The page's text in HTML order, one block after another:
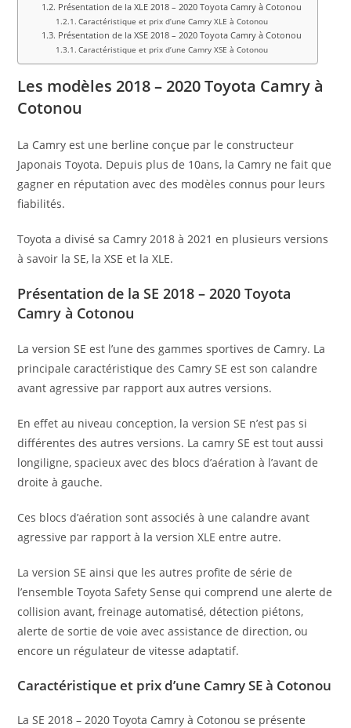
Présentation de la XLE 2018 – 2020 Toyota Camry à Cotonou
Caractéristique et prix d’une Camry XLE à Cotonou
Présentation de la XSE 2018 – 2020 Toyota Camry à Cotonou
Caractéristique et prix d’une Camry XSE à Cotonou
Les modèles 2018 – 2020 Toyota Camry à
Cotonou
La Camry est une berline conçue par le constructeur
Japonais Toyota. Depuis plus de 10ans, la Camry ne fait que
gagner en réputation avec des modèles connus pour leurs
fiabilités.
Toyota a divisé sa Camry 2018 à 2021 en plusieurs versions
à savoir la SE, la XSE et la XLE.
Présentation de la SE 2018 – 2020 Toyota
Camry à Cotonou
La version SE est l’une des gammes sportives de Camry. La
principale caractéristique des Camry SE est son calandre
avant agressive par rapport aux autres versions.
En effet au niveau conception, la version SE n’est pas si
différentes des autres versions. La camry SE est tout aussi
longiligne, spacieux avec des blocs d’aération à l’avant de
droite à gauche.
Ces blocs d’aération sont associés à une calandre avant
agressive par rapport à la version XLE entre autre.
La version SE ainsi que les autres profite de série de
l’ensemble Toyota Safety Sense qui comprend une alerte de
collision avant, freinage automatisé, détection piétons,
alerte de sortie de voie avec assistance de direction, ou
encore un régulateur de vitesse adaptatif.
Caractéristique et prix d’une Camry SE à Cotonou
La SE 2018 – 2020 Toyota Camry à Cotonou se présente